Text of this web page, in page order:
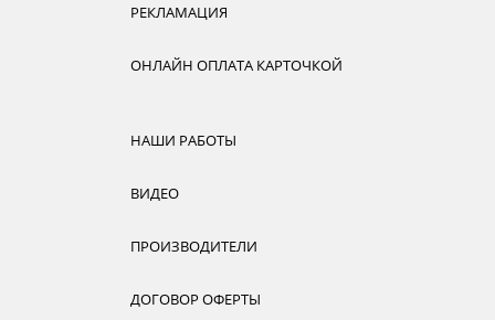
РЕКЛАМАЦИЯ
ОНЛАЙН ОПЛАТА КАРТОЧКОЙ
НАШИ РАБОТЫ
ВИДЕО
ПРОИЗВОДИТЕЛИ
ДОГОВОР ОФЕРТЫ